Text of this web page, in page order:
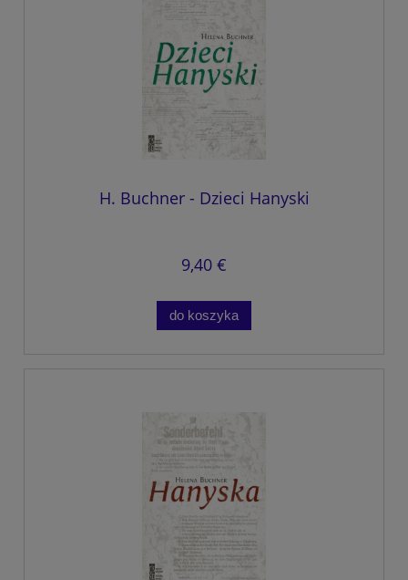
H. Buchner - Dzieci Hanyski
9,40 €
do koszyka